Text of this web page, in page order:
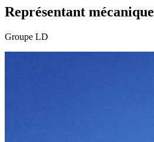
Représentant mécanique
Groupe LD